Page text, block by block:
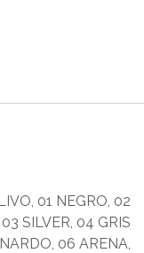
, 01 NEGRO, 02
03 SILVER, 04 GRIS
, 06 ARENA,